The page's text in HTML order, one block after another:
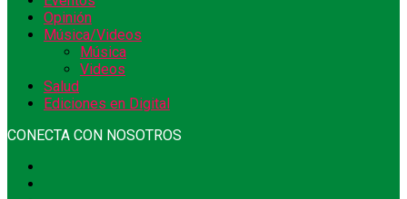
Opinión
Música/Videos
Música
Videos
Salud
Ediciones en Digital
CONECTA CON NOSOTROS